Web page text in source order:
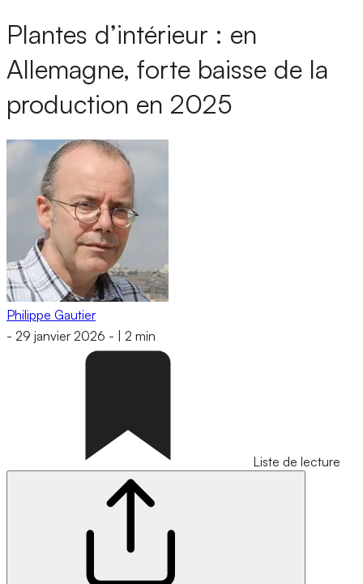
Plantes d’intérieur : en
Allemagne, forte baisse de la
production en 2025
Philippe Gautier
- 29 janvier 2026 - 2 min
Liste de lecture